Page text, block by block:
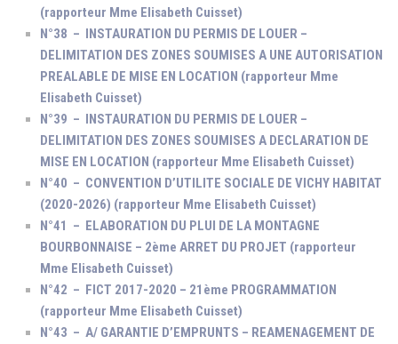
(rapporteur Mme Elisabeth Cuisset)
N°38 – INSTAURATION DU PERMIS DE LOUER –
DELIMITATION DES ZONES SOUMISES A UNE AUTORISATION
PREALABLE DE MISE EN LOCATION (rapporteur Mme
Elisabeth Cuisset)
N°39 – INSTAURATION DU PERMIS DE LOUER –
DELIMITATION DES ZONES SOUMISES A DECLARATION DE
MISE EN LOCATION (rapporteur Mme Elisabeth Cuisset)
N°40 – CONVENTION D’UTILITE SOCIALE DE VICHY HABITAT
(2020-2026) (rapporteur Mme Elisabeth Cuisset)
N°41 – ELABORATION DU PLUI DE LA MONTAGNE
BOURBONNAISE – 2ème ARRET DU PROJET (rapporteur
Mme Elisabeth Cuisset)
N°42 – FICT 2017-2020 – 21ème PROGRAMMATION
(rapporteur Mme Elisabeth Cuisset)
N°43 – A/ GARANTIE D’EMPRUNTS – REAMENAGEMENT DE